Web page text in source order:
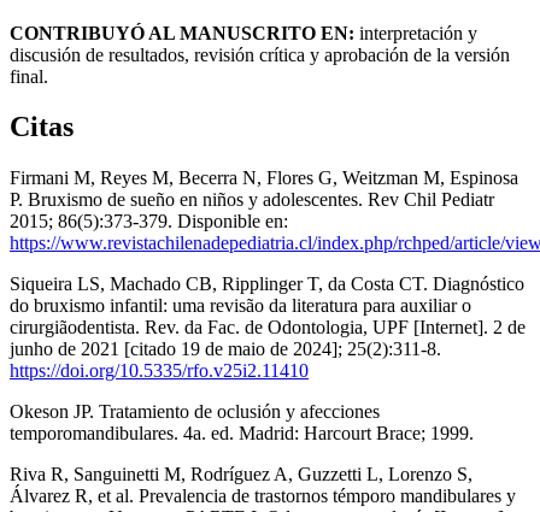
CONTRIBUYÓ AL MANUSCRITO EN: interpretación y
discusión de resultados, revisión crítica y aprobación de la versión
final.
Citas
Firmani M, Reyes M, Becerra N, Flores G, Weitzman M, Espinosa
P. Bruxismo de sueño en niños y adolescentes. Rev Chil Pediatr
2015; 86(5):373-379. Disponible en:
https://www.revistachilenadepediatria.cl/index.php/rchped/article/
Siqueira LS, Machado CB, Ripplinger T, da Costa CT. Diagnóstico
do bruxismo infantil: uma revisão da literatura para auxiliar o
cirurgiãodentista. Rev. da Fac. de Odontologia, UPF [Internet]. 2 de
junho de 2021 [citado 19 de maio de 2024]; 25(2):311-8.
https://doi.org/10.5335/rfo.v25i2.11410
Okeson JP. Tratamiento de oclusión y afecciones
temporomandibulares. 4a. ed. Madrid: Harcourt Brace; 1999.
Riva R, Sanguinetti M, Rodríguez A, Guzzetti L, Lorenzo S,
Álvarez R, et al. Prevalencia de trastornos témporo mandibulares y